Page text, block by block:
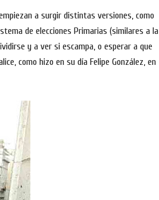
a surgir distintas versiones, como
de elecciones Primarias (similares a la
y a ver si escampa, o esperar a que
como hizo en su día Felipe González, en